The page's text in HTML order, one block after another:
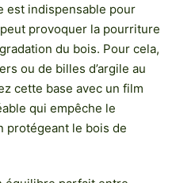
est indispensable pour
provoquer la pourriture
du bois. Pour cela,
ou de billes d’argile au
cette base avec un film
qui empêche le
protégeant le bois de